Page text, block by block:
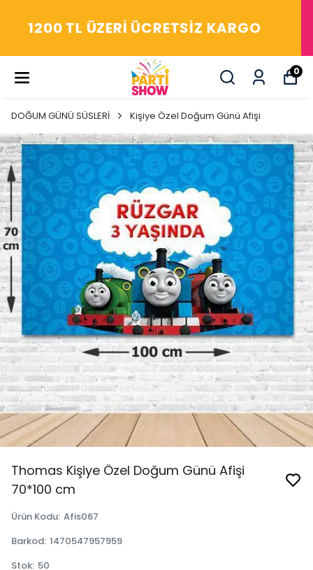
YAŞASIN! ARADIĞIM HERŞEY
PARTİ SHOW'DA
0
DOĞUM GÜNÜ SÜSLERİ Kişiye Özel Doğum Günü Afişi
Thomas Kişiye Özel Doğum Günü Afişi
70*100 cm
Ürün Kodu: Afis067
Barkod: 1470547957959
Stok: 50